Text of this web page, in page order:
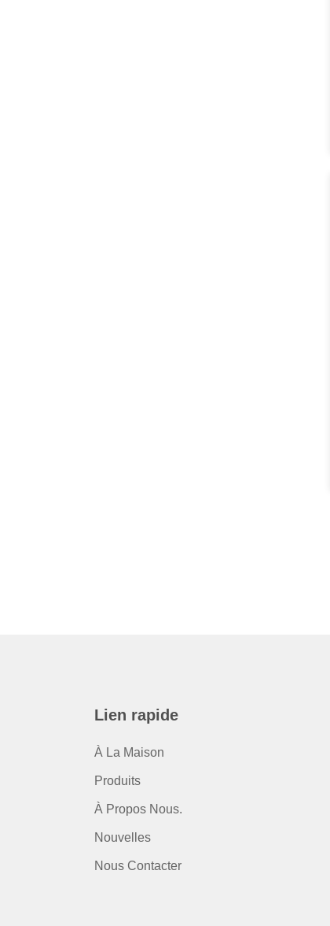
Lien rapide
À La Maison
Produits
À Propos Nous.
Nouvelles
Nous Contacter